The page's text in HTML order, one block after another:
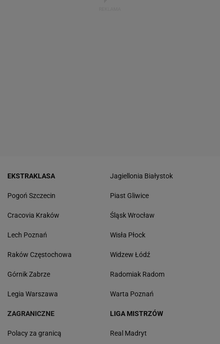
EKSTRAKLASA
Pogoń Szczecin
Cracovia Kraków
Lech Poznań
Raków Częstochowa
Górnik Zabrze
Legia Warszawa
Jagiellonia Białystok
Piast Gliwice
Śląsk Wrocław
Wisła Płock
Widzew Łódź
Radomiak Radom
Warta Poznań
ZAGRANICZNE
Polacy za granicą
LIGA MISTRZÓW
Real Madryt